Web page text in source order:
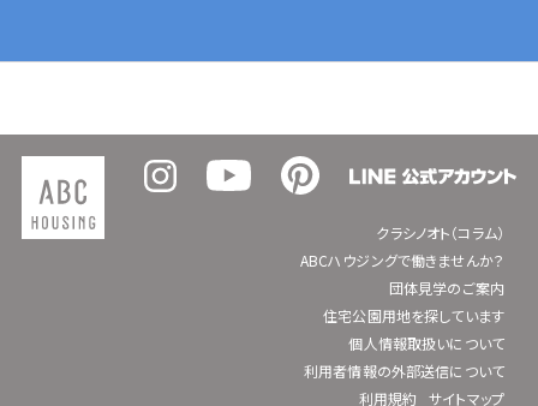
クラシノオト（コラム）
ABCハウジングで働きませんか？
団体見学のご案内
住宅公園用地を探しています
個人情報取扱いについて
利用者情報の外部送信について
利用規約
サイトマップ